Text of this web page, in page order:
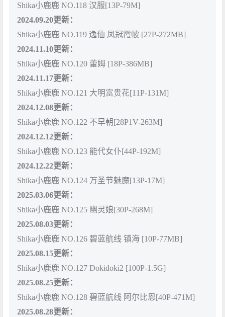
Shika小鹿鹿 NO.118 汉服[13P-79M]
2024.09.20更新：
Shika小鹿鹿 NO.119 逸仙 凤冠霞帔 [27P-272MB]
2024.11.10更新：
Shika小鹿鹿 NO.120 蕾姆 [18P-386MB]
2024.11.17更新：
Shika小鹿鹿 NO.121 大明富贵花[11P-131M]
2024.12.08更新：
Shika小鹿鹿 NO.122 不早朝[28P1V-263M]
2024.12.12更新：
Shika小鹿鹿 NO.123 能代女仆[44P-192M]
2024.12.22更新：
Shika小鹿鹿 NO.124 万圣节魅魔[13P-17M]
2025.03.06更新：
Shika小鹿鹿 NO.125 幽灵娘[30P-268M]
2025.08.03更新：
Shika小鹿鹿 NO.126 碧蓝航线 镇海 [10P-77MB]
2025.08.15更新：
Shika小鹿鹿 NO.127 Dokidoki2 [100P-1.5G]
2025.08.25更新：
Shika小鹿鹿 NO.128 碧蓝航线 阿尔比恩[40P-471M]
2025.08.28更新：